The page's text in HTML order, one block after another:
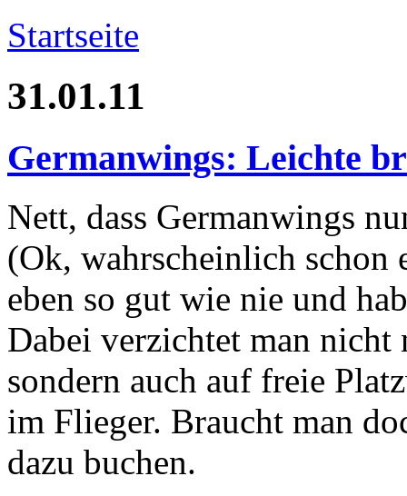
Startseite
31.01.11
Germanwings: Leichte
Nett, dass Germanwings
(Ok, wahrscheinlich schon
eben so gut wie nie und
Dabei verzichtet man nicht
sondern auch auf freie
im Flieger. Braucht man
dazu buchen.